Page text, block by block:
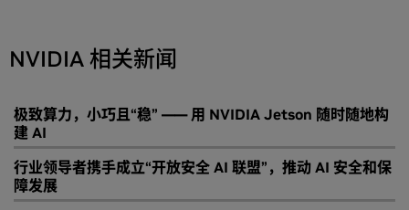
NVIDIA 相关新闻
极致算力，小巧且“稳” —— 用 NVIDIA Jetson 随时随地构
建 AI
行业领导者携手成立“开放安全 AI 联盟”，推动 AI 安全和保
障发展